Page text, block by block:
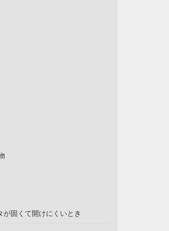
が固くて開けにくいとき